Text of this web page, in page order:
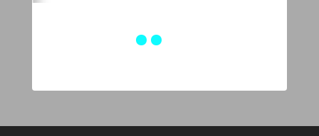
ADATVÉDELEM